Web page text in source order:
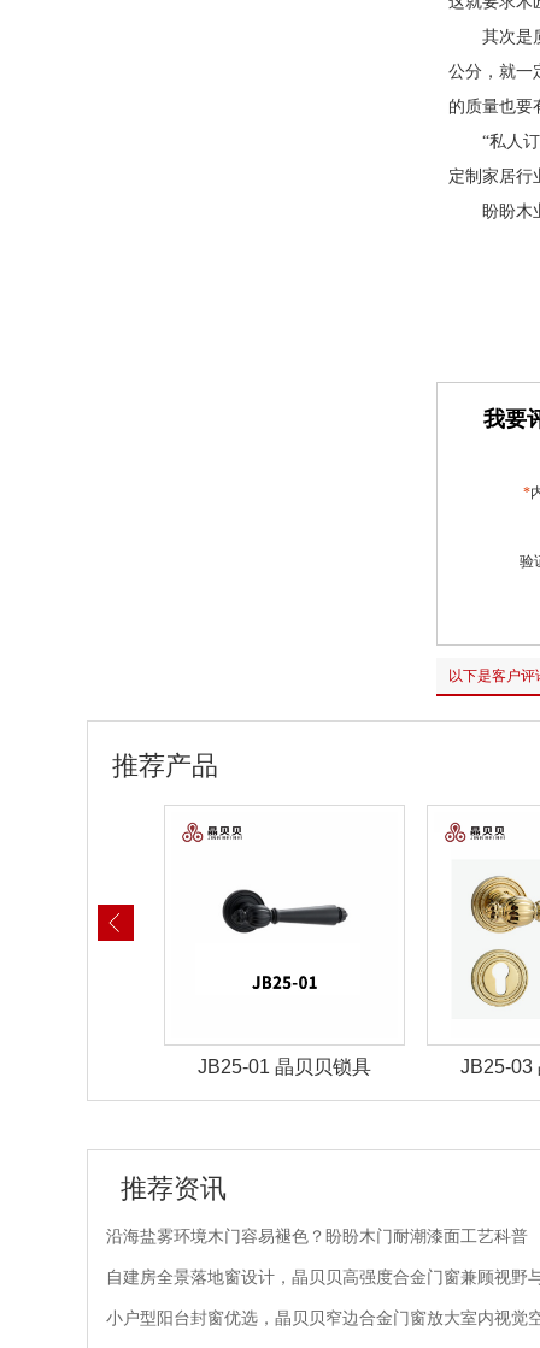
其次是
公分，就一
的质量也要
“私人
定制家居行
盼盼木
我要
*
验
以下是客户评
推荐产品
JB25-03 晶贝贝锁具 JB25-07
推荐资讯
沿海盐雾环境木门容易褪色？盼盼木门耐潮漆面工艺科普
自建房全景落地窗设计，晶贝贝高强度合金门窗兼顾视野
小户型阳台封窗优选，晶贝贝窄边合金门窗放大室内视觉